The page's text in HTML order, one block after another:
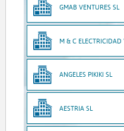
GMAB VENTURES SL
M & C ELECTRICIDAD
ANGELES PIKIKI SL
AESTRIA SL